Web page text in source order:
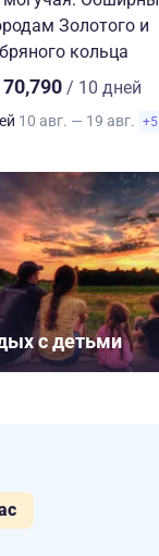
Золотого и
кольца
70,790 / 10 дней
10 авг. — 19 авг. +5
с детьми